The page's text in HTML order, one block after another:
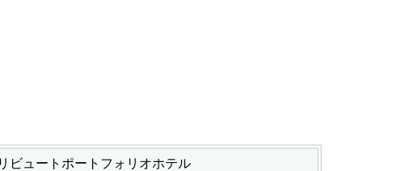
ビュートポートフォリオホテル